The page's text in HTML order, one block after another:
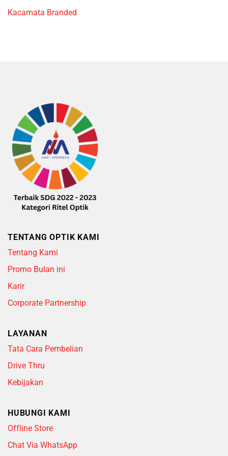
Kacamata Branded
TENTANG OPTIK KAMI
Tentang Kami
Promo Bulan ini
Karir
Corporate Partnership
LAYANAN
Tata Cara Pembelian
Drive Thru
Kebijakan
HUBUNGI KAMI
Offline Store
Chat Via WhatsApp